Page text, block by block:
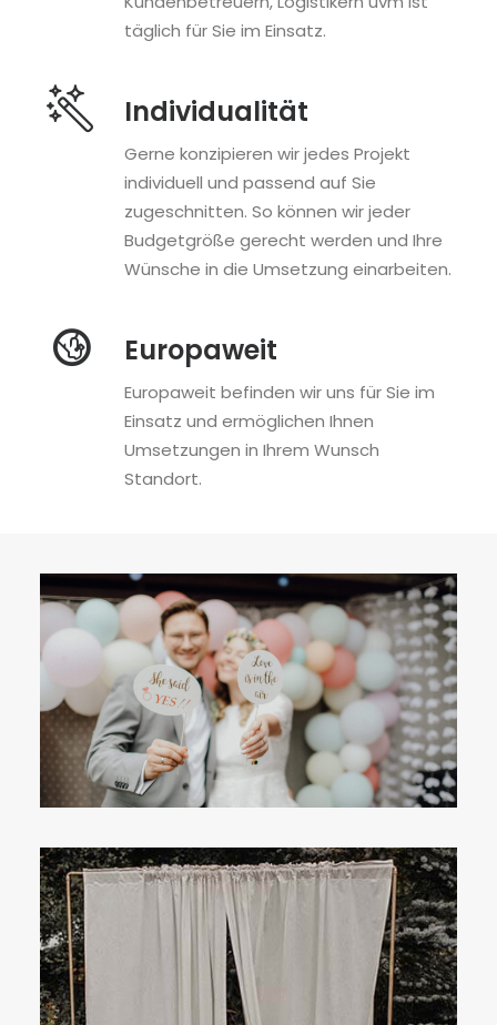
täglich für Sie im Einsatz.
Individualität
Gerne konzipieren wir jedes Projekt
individuell und passend auf Sie
zugeschnitten. So können wir jeder
Budgetgröße gerecht werden und Ihre
Wünsche in die Umsetzung einarbeiten.
Europaweit
Europaweit befinden wir uns für Sie im
Einsatz und ermöglichen Ihnen
Umsetzungen in Ihrem Wunsch
Standort.